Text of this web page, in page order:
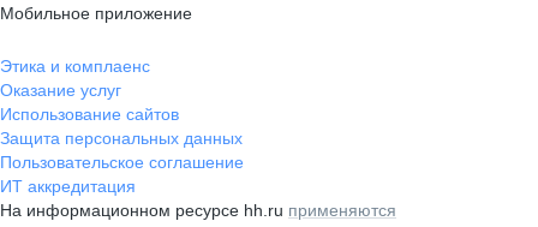
Мобильное приложение
Этика и комплаенс
Оказание услуг
Использование сайтов
Защита персональных данных
Пользовательское соглашение
ИТ аккредитация
На информационном ресурсе hh.ru применяются